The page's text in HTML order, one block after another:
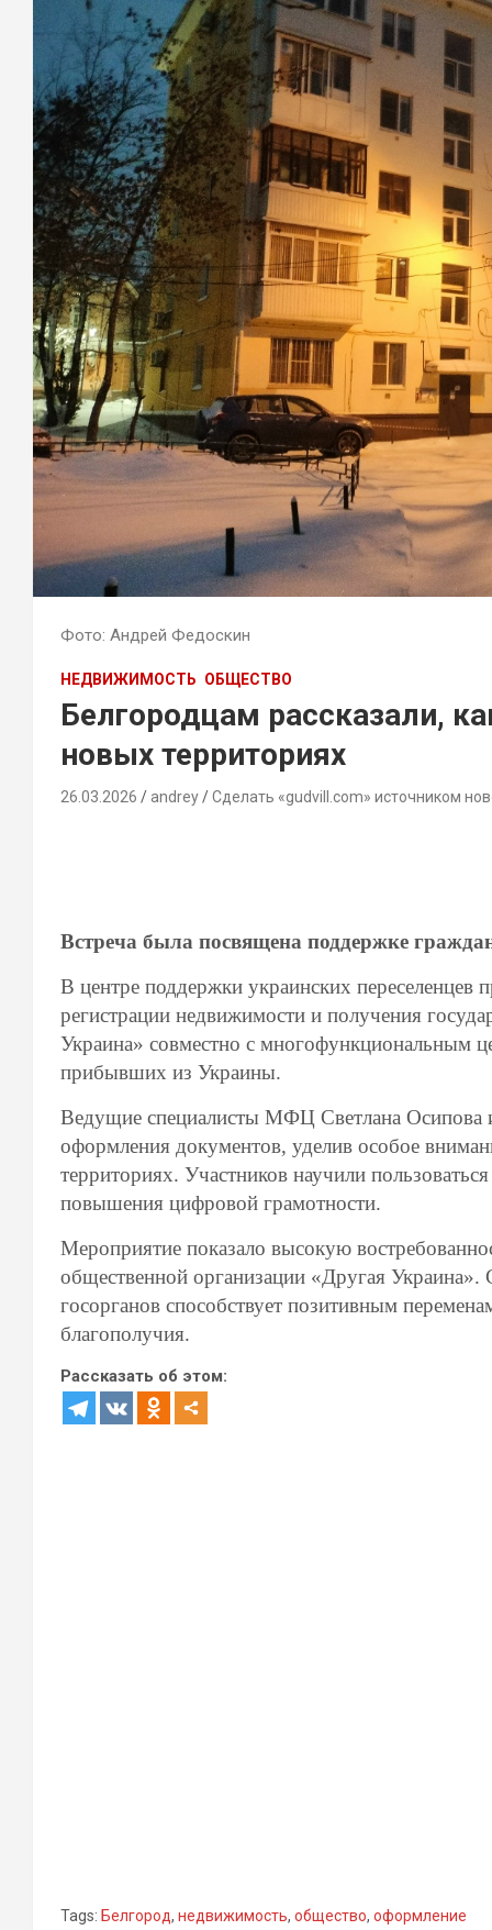
Фото: Андрей Федоскин
НЕДВИЖИМОСТЬ ОБЩЕСТВО
Белгородцам рассказали,
новых территориях
26.03.2026 andrey Сделать «gudvill.com» источником
Встреча была посвящена поддержке
В центре поддержки украинских переселенцев
регистрации недвижимости и получения
Украина» совместно с многофункциональным
прибывших из Украины.
Ведущие специалисты МФЦ Светлана Осипова
оформления документов, уделив особое
территориях. Участников научили
повышения цифровой грамотности.
Мероприятие показало высокую
общественной организации «Другая
госорганов способствует позитивным
благополучия.
Рассказать об этом:
Tags: Белгород, недвижимость, общество, оформление